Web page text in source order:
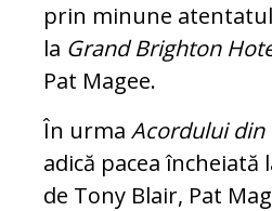
prin minune
la Grand Brighton
Pat Magee.
În urma Acordului din
adică pacea încheiată
de Tony Blair, Pat